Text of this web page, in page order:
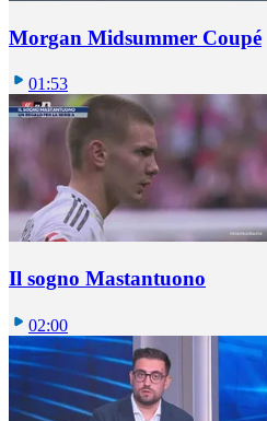
Morgan Midsummer Coupé
01:53
Il sogno Mastantuono
02:00